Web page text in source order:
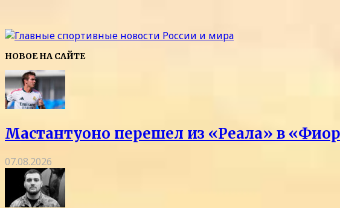
НОВОЕ НА САЙТЕ
Мастантуоно перешел из «Реала» в
07.08.2026